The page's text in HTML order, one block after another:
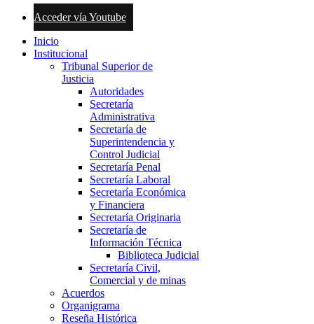
Acceder vía Youtube
Inicio
Institucional
Tribunal Superior de
Justicia
Autoridades
Secretaría
Administrativa
Secretaría de
Superintendencia y
Control Judicial
Secretaría Penal
Secretaría Laboral
Secretaría Económica
y Financiera
Secretaría Originaria
Secretaría de
Información Técnica
Biblioteca Judicial
Secretaría Civil,
Comercial y de minas
Acuerdos
Organigrama
Reseña Histórica